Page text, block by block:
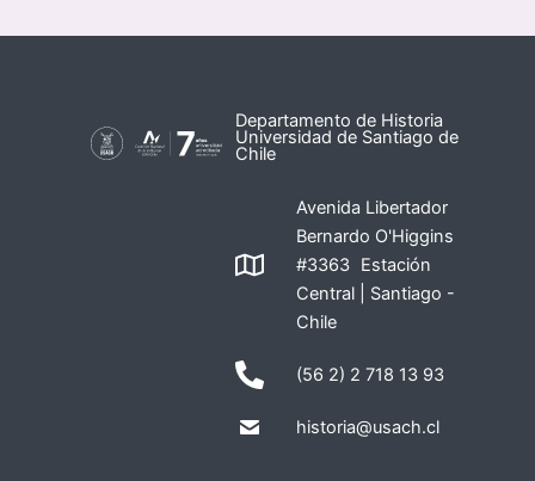
Departamento de Historia
Universidad de Santiago de
Chile
Avenida Libertador
Bernardo O'Higgins
#3363 Estación
Central | Santiago -
Chile
(56 2) 2 718 13 93
historia@usach.cl